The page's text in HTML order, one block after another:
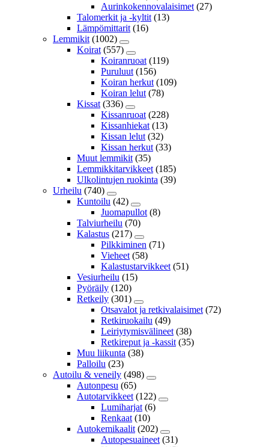
Aurinkokennovalaisimet (27)
Talomerkit ja -kyltit (13)
Lämpömittarit (16)
Lemmikit (1002)
Koirat (557)
Koiranruoat (119)
Puruluut (156)
Koiran herkut (109)
Koiran lelut (78)
Kissat (336)
Kissanruoat (228)
Kissanhiekat (13)
Kissan lelut (32)
Kissan herkut (33)
Muut lemmikit (35)
Lemmikkitarvikkeet (185)
Ulkolintujen ruokinta (39)
Urheilu (740)
Kuntoilu (42)
Juomapullot (8)
Talviurheilu (70)
Kalastus (217)
Pilkkiminen (71)
Vieheet (58)
Kalastustarvikkeet (51)
Vesiurheilu (15)
Pyöräily (120)
Retkeily (301)
Otsavalot ja retkivalaisimet (72)
Retkiruokailu (49)
Leiriytymisvälineet (38)
Retkireput ja -kassit (35)
Muu liikunta (38)
Palloilu (23)
Autoilu & veneily (498)
Autonpesu (65)
Autotarvikkeet (122)
Lumiharjat (6)
Renkaat (10)
Autokemikaalit (202)
Autopesuaineet (31)